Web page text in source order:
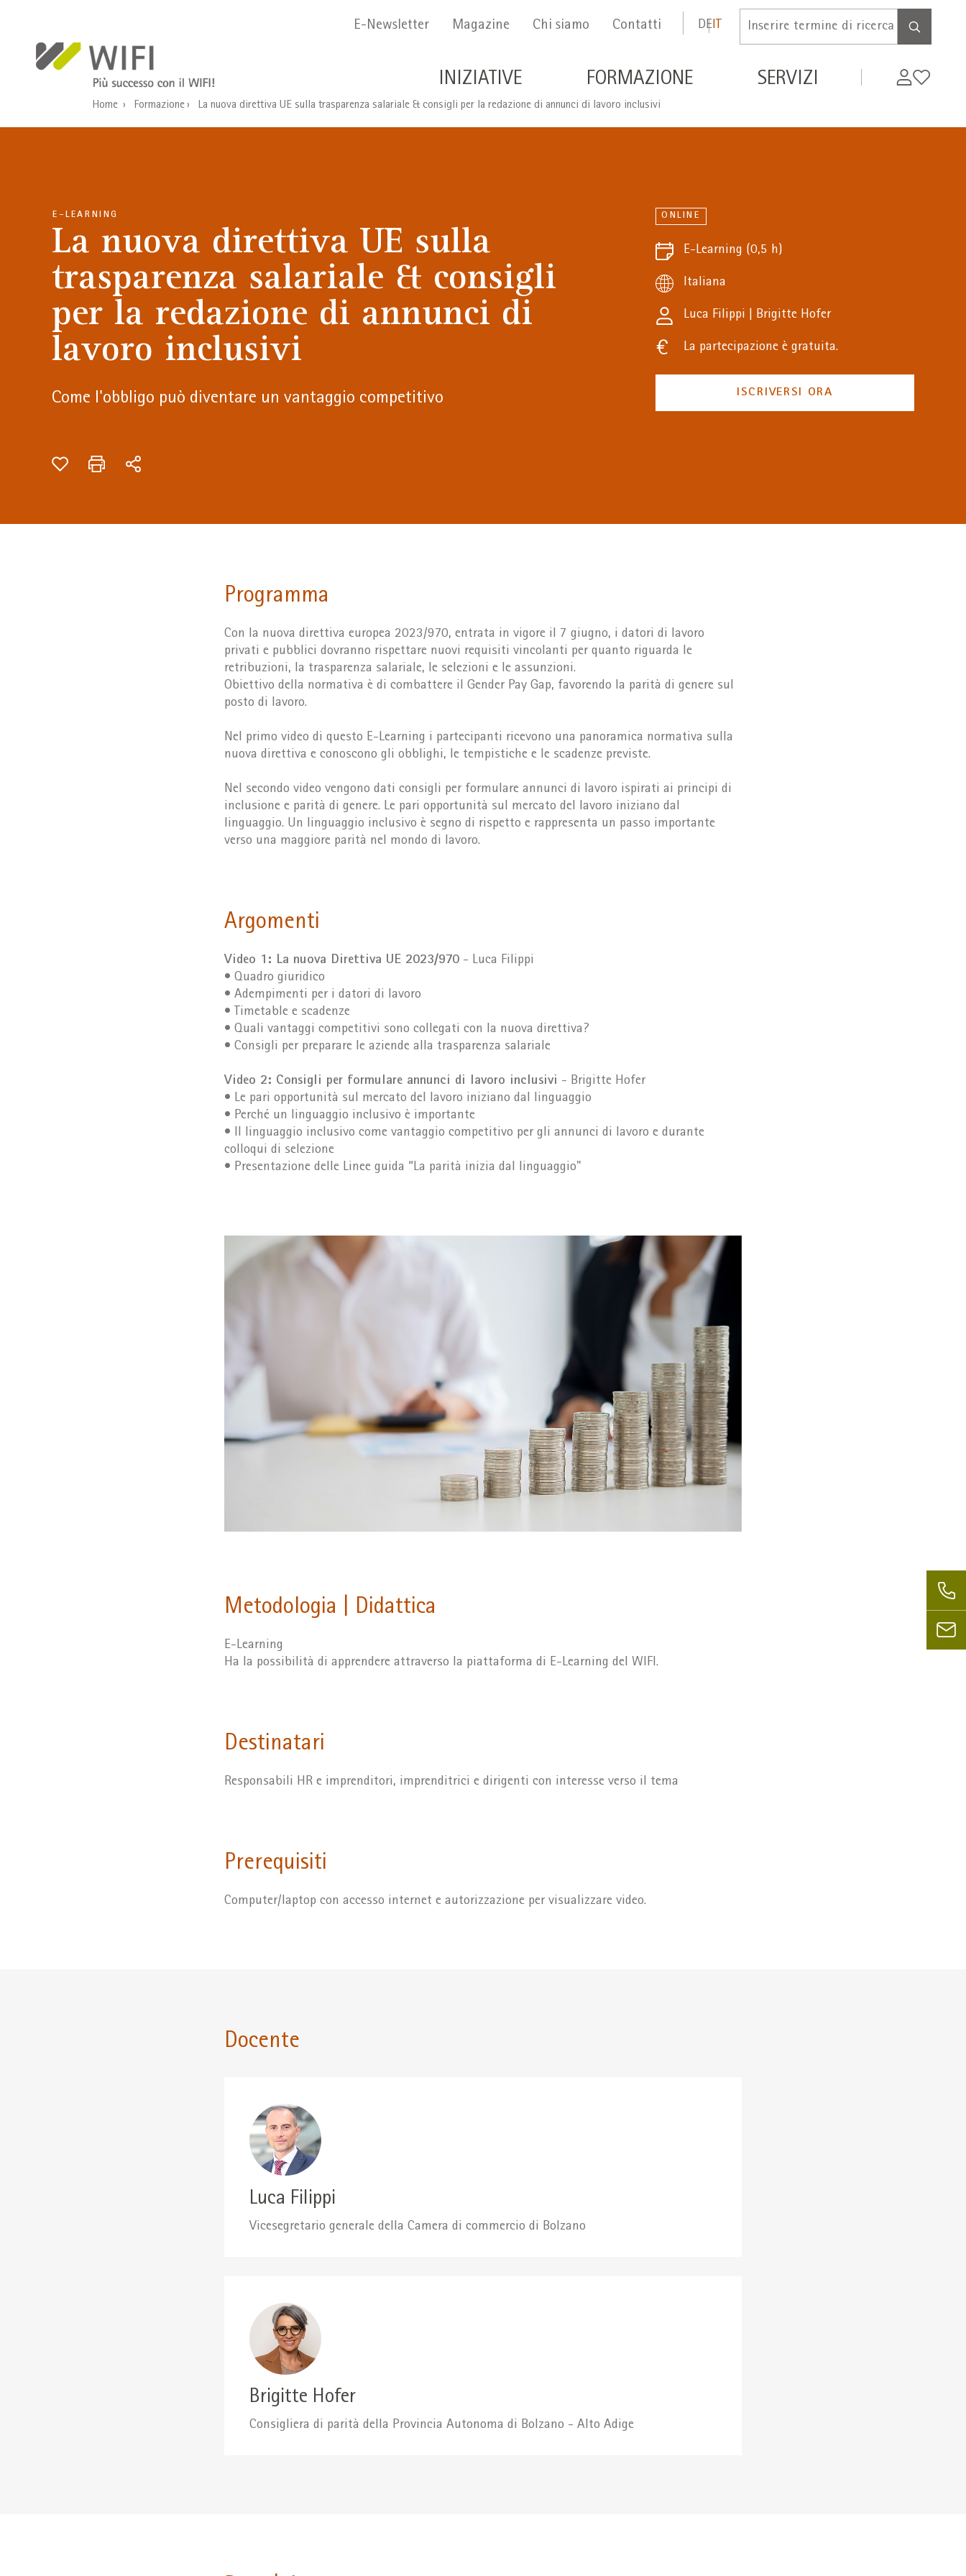
Menu Secondario
E-Newsletter Magazine Chi siamo Contatti DEIT
Inserire
ricerca
Navigazione principale de
INIZIATIVE FORMAZIONE SERVIZI
MyWishlist
Home Formazione La nuova direttiva UE sulla trasparenza salariale & consigli per la redazione di annunci di lavoro inclusivi
E-LEARNING
La nuova direttiva UE sulla
trasparenza salariale & consigli
per la redazione di annunci di
lavoro inclusivi
Come l'obbligo può diventare un vantaggio competitivo
ONLINE
E-Learning (0,5 h)
Italiana
Luca Filippi Brigitte Hofer
La partecipazione è gratuita.
ISCRIVERSI ORA
Programma
Con la nuova direttiva europea 2023/970, entrata in vigore il 7 giugno, i datori di lavoro
privati e pubblici dovranno rispettare nuovi requisiti vincolanti per quanto riguarda le
retribuzioni, la trasparenza salariale, le selezioni e le assunzioni.
Obiettivo della normativa è di combattere il Gender Pay Gap, favorendo la parità di genere sul
posto di lavoro.
Nel primo video di questo E-Learning i partecipanti ricevono una panoramica normativa sulla
nuova direttiva e conoscono gli obblighi, le tempistiche e le scadenze previste.
Nel secondo video vengono dati consigli per formulare annunci di lavoro ispirati ai principi di
inclusione e parità di genere. Le pari opportunità sul mercato del lavoro iniziano dal
linguaggio. Un linguaggio inclusivo è segno di rispetto e rappresenta un passo importante
verso una maggiore parità nel mondo di lavoro.
Argomenti
Video 1: La nuova Direttiva UE 2023/970 - Luca Filippi
• Quadro giuridico
• Adempimenti per i datori di lavoro
• Timetable e scadenze
• Quali vantaggi competitivi sono collegati con la nuova direttiva?
• Consigli per preparare le aziende alla trasparenza salariale
Video 2: Consigli per formulare annunci di lavoro inclusivi - Brigitte Hofer
• Le pari opportunità sul mercato del lavoro iniziano dal linguaggio
• Perché un linguaggio inclusivo è importante
• Il linguaggio inclusivo come vantaggio competitivo per gli annunci di lavoro e durante
colloqui di selezione
• Presentazione delle Linee guida “La parità inizia dal linguaggio"
Metodologia | Didattica
E-Learning
Ha la possibilità di apprendere attraverso la piattaforma di E-Learning del WIFI.
Destinatari
Responsabili HR e imprenditori, imprenditrici e dirigenti con interesse verso il tema
Prerequisiti
Computer/laptop con accesso internet e autorizzazione per visualizzare video.
Docente
Luca Filippi
Vicesegretario generale della Camera di commercio di Bolzano
Brigitte Hofer
Consigliera di parità della Provincia Autonoma di Bolzano - Alto Adige